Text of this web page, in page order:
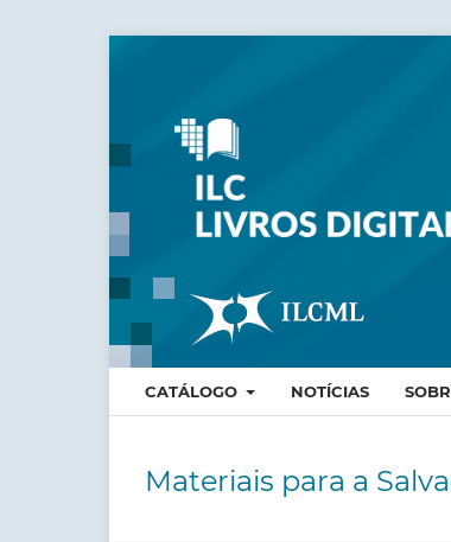
CATÁLOGO NOTÍCIAS
Materiais para a